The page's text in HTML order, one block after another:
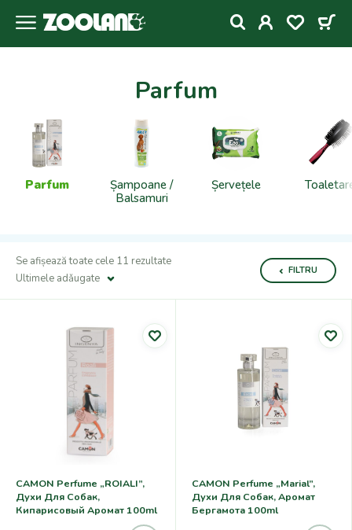
Parfum
Parfum
Șampoane /
Balsamuri
Șervețele
Se afișează toate cele 11 rezultate
Ultimele adǎugate
FILTRU
CAMON Perfume „ROIALI”,
Духи Для Собак,
Кипарисовый Аромат 100ml
CAMON Perfume „Marial”,
Духи Для Собак, Аромат
Бергамота 100ml